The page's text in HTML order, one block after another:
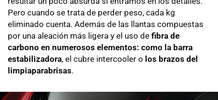
Pero cuando se trata de perder peso, cada kg
eliminado cuenta. Además de las llantas compuestas
por una aleación más ligera y el uso de fibra de
carbono en numerosos elementos: como la barra
estabilizadora, el cubre intercooler o los brazos del
limpiaparabrisas.